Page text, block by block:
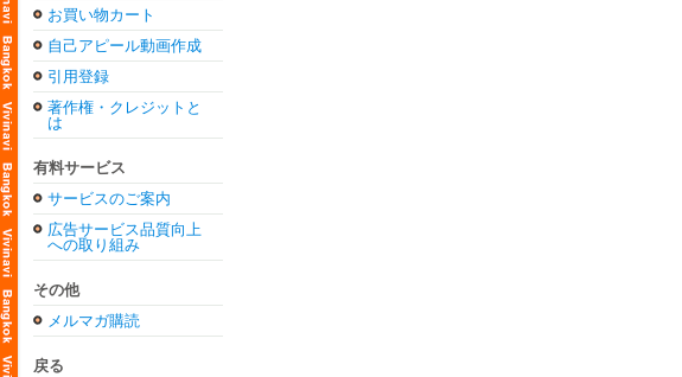
お買い物カート
自己アピール動画作成
引用登録
著作権・クレジットと
は
有料サービス
サービスのご案内
広告サービス品質向上
への取り組み
その他
メルマガ購読
戻る